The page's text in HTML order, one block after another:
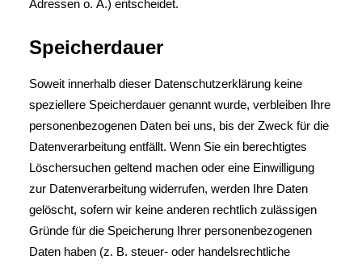
Adressen o. Ä.) entscheidet.
Speicherdauer
Soweit innerhalb dieser Datenschutzerklärung keine
speziellere Speicherdauer genannt wurde, verbleiben Ihre
personenbezogenen Daten bei uns, bis der Zweck für die
Datenverarbeitung entfällt. Wenn Sie ein berechtigtes
Löschersuchen geltend machen oder eine Einwilligung
zur Datenverarbeitung widerrufen, werden Ihre Daten
gelöscht, sofern wir keine anderen rechtlich zulässigen
Gründe für die Speicherung Ihrer personenbezogenen
Daten haben (z. B. steuer- oder handelsrechtliche